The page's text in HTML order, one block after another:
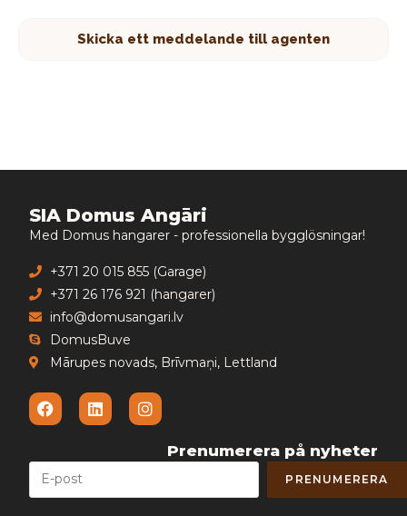
Skicka ett meddelande till agenten
SIA Domus Angāri
Med Domus hangarer - professionella bygglösningar!
+371 20 015 855 (Garage)
+371 26 176 921 (hangarer)
info@domusangari.lv
DomusBuve
Mārupes novads, Brīvmaņi, Lettland
Prenumerera på nyheter